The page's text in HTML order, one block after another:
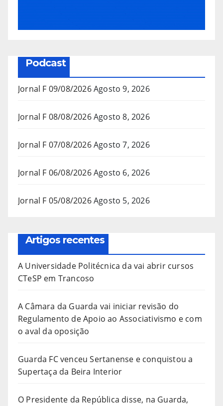
Podcast
Jornal F 09/08/2026Agosto 9, 2026
Jornal F 08/08/2026Agosto 8, 2026
Jornal F 07/08/2026Agosto 7, 2026
Jornal F 06/08/2026Agosto 6, 2026
Jornal F 05/08/2026Agosto 5, 2026
Artigos recentes
A Universidade Politécnica da vai abrir cursos
CTeSP em Trancoso
A Câmara da Guarda vai iniciar revisão do
Regulamento de Apoio ao Associativismo e com
o aval da oposição
Guarda FC venceu Sertanense e conquistou a
Supertaça da Beira Interior
O Presidente da República disse, na Guarda,